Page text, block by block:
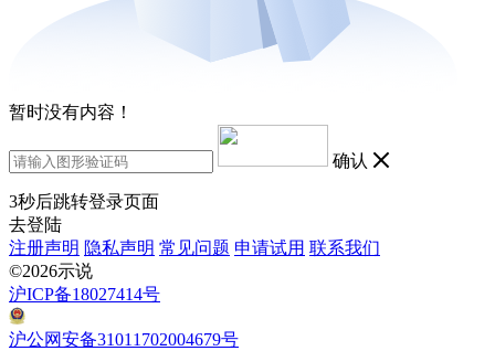
暂时没有内容！
确认
3秒后跳转登录页面
去登陆
注册声明 隐私声明 常见问题 申请试用 联系我们
©2026示说
沪ICP备18027414号
沪公网安备31011702004679号